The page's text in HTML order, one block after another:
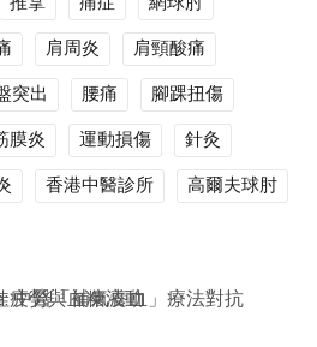
肩周炎
肩頸酸痛
突出 腰痛
腳踝扭傷
膜炎 運動損傷
針灸
香港中醫診所 高爾夫球肘